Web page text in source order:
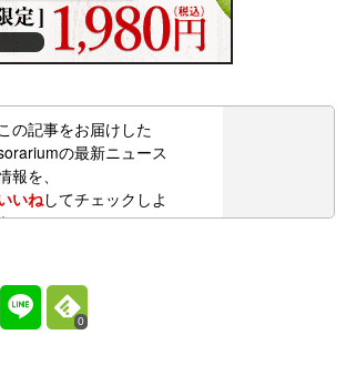
の記事をお届けした
の最新ニュース
報を、
いねしてチェックしよ
！
0